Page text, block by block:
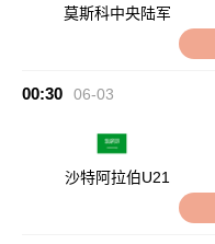
莫斯科中央陆军
00:30 06-03
沙特阿拉伯U21